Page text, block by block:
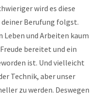
wird es diese
Berufung folgst.
Leben und Arbeiten kaum
bereitet und ein
ist. Und vielleicht
Technik, aber unser
zu werden. Deswegen